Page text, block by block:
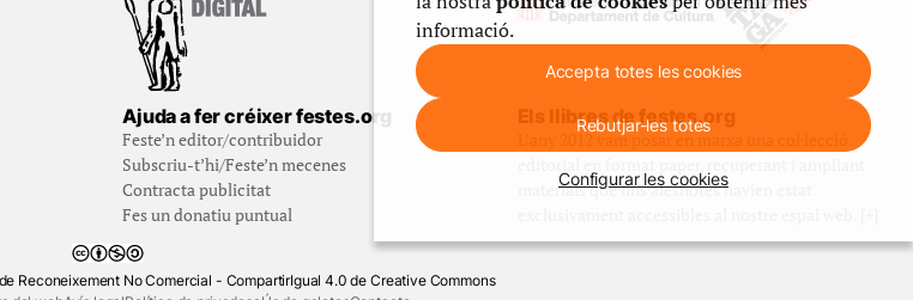
Ajuda a fer créixer festes.org
Feste’n editor/contribuidor
Subscriu-t’hi/Feste’n mecenes
Contracta publicitat
Fes un donatiu puntual
Els llibres de festes.org
L’any 2012 vam posar en marxa una col·lecció
materials que fins aleshores havien estat
Reconeixement No Comercial - CompartirIgual 4.0 de Creative Commons
informació.
Accepta totes les cookies
Rebutjar-les totes
Configurar les cookies